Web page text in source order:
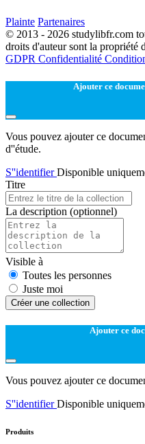
Plainte Partenaires
© 2013 - 2026 studylibfr.com
droits d'auteur sont la propriété
GDPR Confidentialité
Ajouter ce
Vous pouvez ajouter ce
d''étude.
S''identifierDisponible
Titre
La description (optionnel)
Visible à
Toutes les personnes
Juste moi
Créer une collection
Ajouter ce
Vous pouvez ajouter ce
S''identifierDisponible
Produits